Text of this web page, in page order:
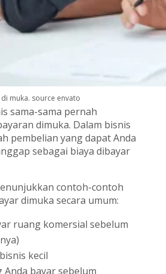
muka. source envato
sama-sama pernah
dimuka. Dalam bisnis
pembelian yang dapat Anda
sebagai biaya dibayar
contoh-contoh
dimuka secara umum:
ruang komersial sebelum
kecil
Anda bayar sebelum